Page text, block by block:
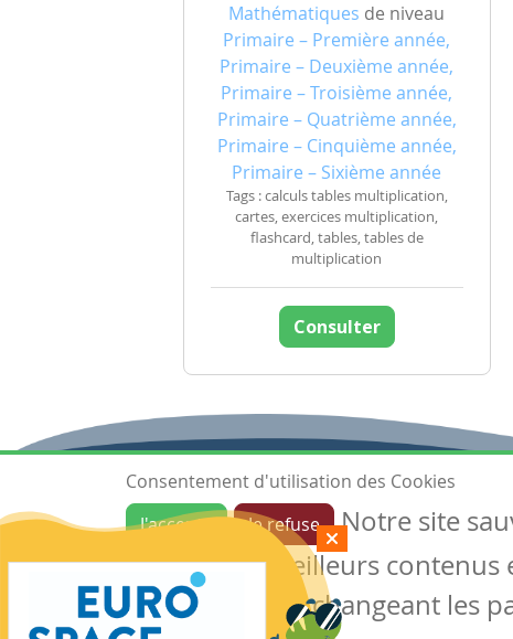
Mathématiques de niveau
Primaire – Première année,
Primaire – Deuxième année,
Primaire – Troisième année,
Primaire – Quatrième année,
Primaire – Cinquième année,
Primaire – Sixième année
Tags : calculs tables multiplication,
cartes, exercices multiplication,
flashcard, tables, tables de
multiplication
Consulter
Ressources
Les ressources
Créer une ressource
Mes ressources
Consentement d'utilisation des Cookies
J'accepte
Je refuse
Notre site
garantir de meilleurs contenus
des cookies en changeant les